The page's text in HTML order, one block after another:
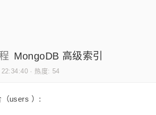
MongoDB 高级索引
· 热度: 54
users ）: